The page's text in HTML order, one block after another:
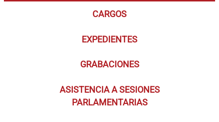
CARGOS
EXPEDIENTES
GRABACIONES
ASISTENCIA A SESIONES
PARLAMENTARIAS